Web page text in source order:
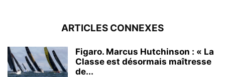
ARTICLES CONNEXES
Figaro. Marcus Hutchinson : « La
Classe est désormais maîtresse
de...